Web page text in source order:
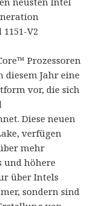
V2
Prozessoren
Jahr eine
vor, die sich
Diese neuen
verfügen
mehr
und höhere
über Intels
sondern sind